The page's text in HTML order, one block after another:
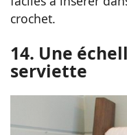
crochet.
14. Une
serviette